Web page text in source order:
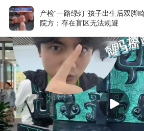
产检“一路绿灯”孩子出生后双脚
院方：存在盲区无法规避